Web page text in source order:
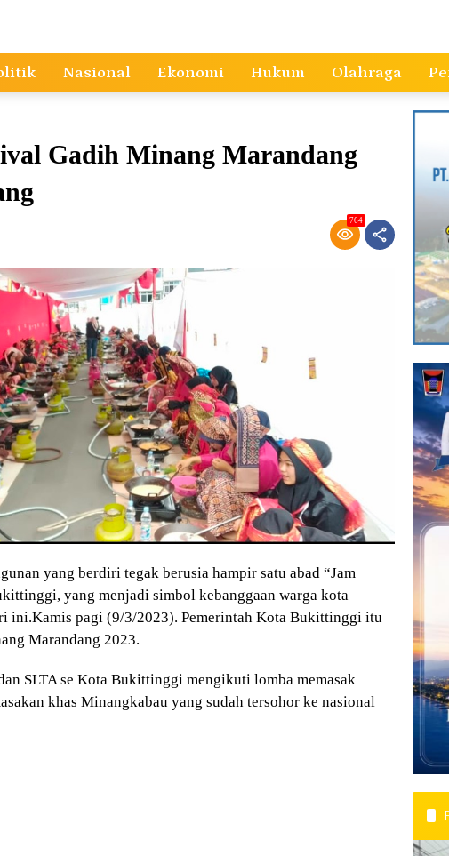
Nasional Ekonomi Hukum Olahraga
Gadih Minang Marandang
764
yang berdiri tegak berusia hampir satu abad “Jam
yang menjadi simbol kebanggaan warga kota
ini.Kamis pagi (9/3/2023). Pemerintah Kota Bukittinggi itu
Marandang 2023.
SLTA se Kota Bukittinggi mengikuti lomba memasak
khas Minangkabau yang sudah tersohor ke nasional